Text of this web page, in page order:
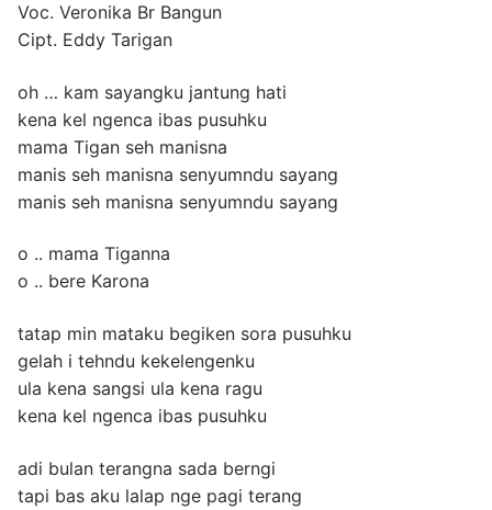
Voc. Veronika Br Bangun
Cipt. Eddy Tarigan
oh … kam sayangku jantung hati
kena kel ngenca ibas pusuhku
mama Tigan seh manisna
manis seh manisna senyumndu sayang
manis seh manisna senyumndu sayang
o .. mama Tiganna
o .. bere Karona
tatap min mataku begiken sora pusuhku
gelah i tehndu kekelengenku
ula kena sangsi ula kena ragu
kena kel ngenca ibas pusuhku
adi bulan terangna sada berngi
tapi bas aku lalap nge pagi terang